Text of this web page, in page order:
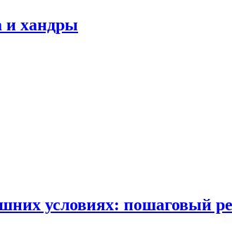
и хандры
условиях: пошаговый